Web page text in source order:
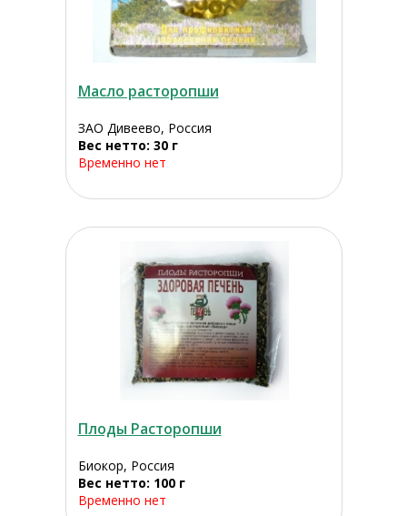
Масло расторопши
ЗАО Дивеево, Россия
Вес нетто: 30 г
Временно нет
Плоды Расторопши
Биокор, Россия
Вес нетто: 100 г
Временно нет